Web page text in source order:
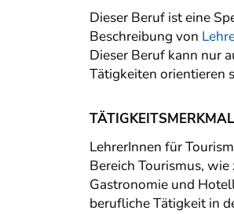
Dieser Beruf ist eine
Beschreibung von
Dieser Beruf kann nur
Tätigkeiten orientieren
LehrerInnen für
Bereich Tourismus,
Gastronomie und
berufliche Tätigkeit in